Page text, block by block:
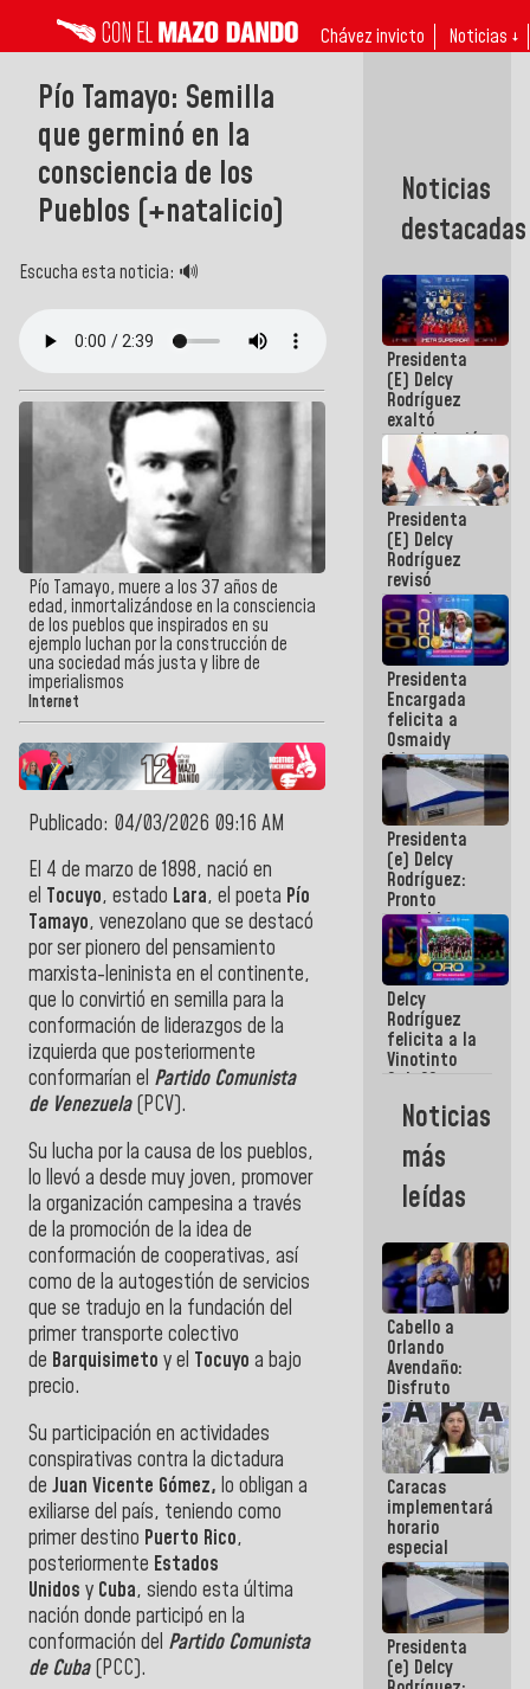
Chávez invicto Noticias ↓
Pío Tamayo: Semilla
que germinó en la
consciencia de los
Pueblos (+natalicio)
Escucha esta noticia: 🔊
Pío Tamayo, muere a los 37 años de
edad, inmortalizándose en la consciencia
de los pueblos que inspirados en su
ejemplo luchan por la construcción de
una sociedad más justa y libre de
imperialismos
Internet
Publicado: 04/03/2026 09:16 AM
El 4 de marzo de 1898, nació en
el Tocuyo, estado Lara, el poeta Pío
Tamayo, venezolano que se destacó
por ser pionero del pensamiento
marxista-leninista en el continente,
que lo convirtió en semilla para la
conformación de liderazgos de la
izquierda que posteriormente
conformarían el Partido Comunista
de Venezuela (PCV).
Su lucha por la causa de los pueblos,
lo llevó a desde muy joven, promover
la organización campesina a través
de la promoción de la idea de
conformación de cooperativas, así
como de la autogestión de servicios
que se tradujo en la fundación del
primer transporte colectivo
de Barquisimeto y el Tocuyo a bajo
precio.
Su participación en actividades
conspirativas contra la dictadura
de Juan Vicente Gómez, lo obligan a
exiliarse del país, teniendo como
primer destino Puerto Rico,
posteriormente Estados
Unidos y Cuba, siendo esta última
nación donde participó en la
conformación del Partido Comunista
de Cuba (PCC).
Noticias
destacadas
Presidenta
(E) Delcy
Rodríguez
exaltó
participación
de
Venezuela
en Juegos
Centroamericanos
y del Caribe
2026
Presidenta
(E) Delcy
Rodríguez
revisó
agenda
económica y
ejecución de
fondos de
emergencia
post-sismos
Presidenta
Encargada
felicita a
Osmaidy
Arias y
Giraly
Marcano por
hacer
historia en
los
Centroamericanos
Presidenta
(e) Delcy
Rodríguez:
Pronto
restableceremos
las
operaciones
en el
Aeropuerto
Internacional
de
Maiquetía
Delcy
Rodríguez
felicita a la
Vinotinto
Sub 20
campeona
frente
México Sub
23 en los
Centroamericanos
Noticias
más
leídas
Cabello a
Orlando
Avendaño:
Disfruto
cada vez
que escribes
porque lo
que haces
es
embarrarla
Caracas
implementará
horario
especial
para
adaptarse
al plan de
ahorro
energético
Presidenta
(e) Delcy